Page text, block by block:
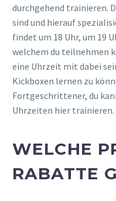
durchgehend trainieren.
sind und hierauf
findet um 18 Uhr, um 19
welchem du teilnehmen
eine Uhrzeit mit dabei
Kickboxen lernen zu
Fortgeschrittener, du
Uhrzeiten hier trainieren.
WELCHE
RABATTE